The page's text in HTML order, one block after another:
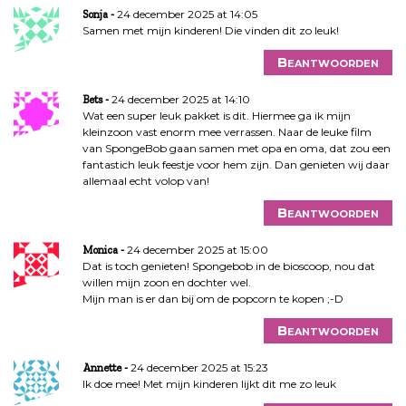
Sonja
24 december 2025 at 14:05
Samen met mijn kinderen! Die vinden dit zo leuk!
Beantwoorden
Bets
24 december 2025 at 14:10
Wat een super leuk pakket is dit. Hiermee ga ik mijn
kleinzoon vast enorm mee verrassen. Naar de leuke film
van SpongeBob gaan samen met opa en oma, dat zou een
fantastich leuk feestje voor hem zijn. Dan genieten wij daar
allemaal echt volop van!
Beantwoorden
Monica
24 december 2025 at 15:00
Dat is toch genieten! Spongebob in de bioscoop, nou dat
willen mijn zoon en dochter wel.
Mijn man is er dan bij om de popcorn te kopen ;-D
Beantwoorden
Annette
24 december 2025 at 15:23
Ik doe mee! Met mijn kinderen lijkt dit me zo leuk